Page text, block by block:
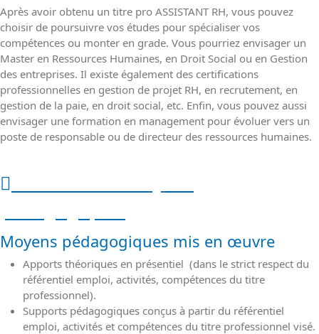
Après avoir obtenu un titre pro ASSISTANT RH, vous pouvez
choisir de poursuivre vos études pour spécialiser vos
compétences ou monter en grade. Vous pourriez envisager un
Master en Ressources Humaines, en Droit Social ou en Gestion
des entreprises. Il existe également des certifications
professionnelles en gestion de projet RH, en recrutement, en
gestion de la paie, en droit social, etc. Enfin, vous pouvez aussi
envisager une formation en management pour évoluer vers un
poste de responsable ou de directeur des ressources humaines.
Moyens pédagogiques mis en œuvre
Apports théoriques en présentiel (dans le strict respect du
référentiel emploi, activités, compétences du titre
professionnel).
Supports pédagogiques conçus à partir du référentiel
emploi, activités et compétences du titre professionnel visé.